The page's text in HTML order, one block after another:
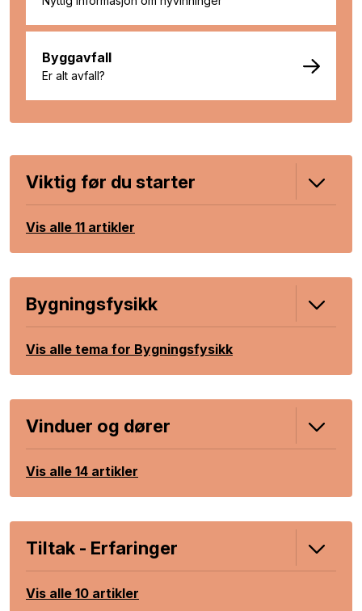
Byggavfall
Er alt avfall?
Viktig før du starter
Vis alle 11 artikler
Bygningsfysikk
Vis alle tema for Bygningsfysikk
Vinduer og dører
Vis alle 14 artikler
Tiltak - Erfaringer
Vis alle 10 artikler